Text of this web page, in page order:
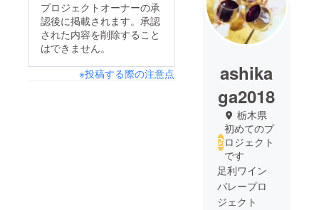
プロジェクトオーナーの承
認後に掲載されます。承認
された内容を削除すること
はできません。
※投稿する際の注意点
ashika
ga2018
栃木県
初めてのプ
ロジェクト
です
足利ワイン
バレープロ
ジェクト